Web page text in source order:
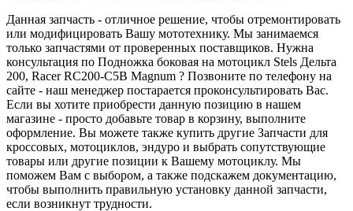
Данная запчасть - отличное решение, чтобы отремонтировать
или модифицировать Вашу мототехнику. Мы занимаемся
только запчастями от проверенных поставщиков. Нужна
консультация по Подножка боковая на мотоцикл Stels Дельта
200, Racer RC200-C5B Magnum ? Позвоните по телефону на
сайте - наш менеджер постарается проконсультировать Вас.
Если вы хотите приобрести данную позицию в нашем
магазине - просто добавьте товар в корзину, выполните
оформление. Вы можете также купить другие Запчасти для
кроссовых, мотоциклов, эндуро и выбрать сопутствующие
товары или другие позиции к Вашему мотоциклу. Мы
поможем Вам с выбором, а также подскажем документацию,
чтобы выполнить правильную установку данной запчасти,
если возникнут трудности.